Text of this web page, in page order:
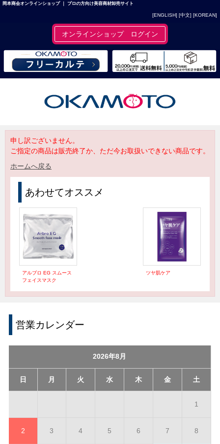
岡本商会オンラインショップ ｜ プロの方向け美容商材卸売サイト
[ENGLISH] [中文] [KOREAN]
オンラインショップ ログイン
申し訳ございません。
ご指定の商品は販売終了か、ただ今お取扱いできない商品です。
ホームへ戻る
あわせてオススメ
アルブロ EG スムース
フェイスマスク
ツヤ肌ケア
営業カレンダー
2026年8月
日 月 火 水 木 金 土
1
2 3 4 5 6 7 8